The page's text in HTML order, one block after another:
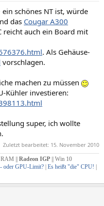
schönes NT ist, würde
das Cougar A300
reicht auch ein Board mit
. Als Gehäuse-
vorschlagen.
machen zu müssen
Kühler investieren:
super, ich wollte
Zuletzt bearbeitet: 15. November 2010
|| Radeon IGP || Win 10
oder GPU-Limit? Es heißt "die" CPU!